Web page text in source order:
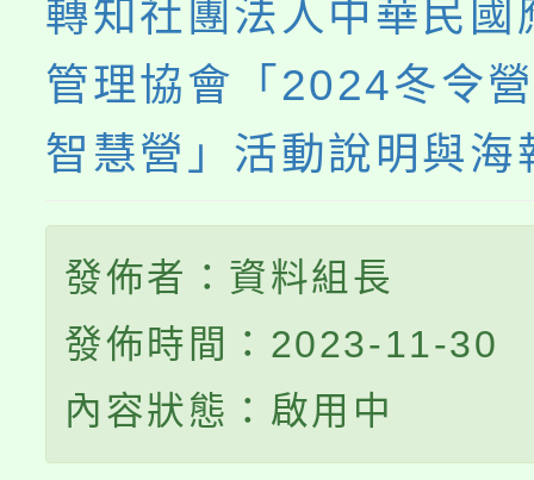
轉知社團法人中華民國
管理協會「2024冬令
智慧營」活動說明與海
發佈者：資料組長
發佈時間：2023-11-30
內容狀態：啟用中